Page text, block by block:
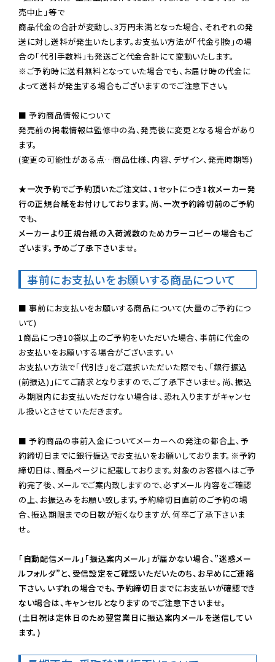
売中止」等で
商品代金の合計が変動し、3万円未満となった場合、それぞれの発
送に対し送料が発生いたします。お支払い方法が「代金引換」の場
※ご予約時に送料無料となっていた場合でも、お届け時の代金に
よって送料が発生する場合もございますのでご注意下さい。
■ 予約商品情報について
発売前の掲載情報は監修中の為、発売後に変更となる場合があり
ます。
(変更の可能性がある点…商品仕様、内容、デザイン、発売時期等)
★一次予約でご予約頂いたご注文は、1セットにつき1枚メーカー発
行の正規台紙をお付けしております。尚、一次予約締切前のご予約
でも、
メーカーより正規台紙の入荷減数のためカラーコピーの場合もご
ざいます。予めご了承下さいませ。
事前にお支払いをお願いする商品について
■ 事前にお支払いをお願いする商品について(大量のご予約につ
いて)
1商品につき10袋以上のご予約をいただいた場合、事前に代金の
お支払いをお願いする場合がございます。い
お支払い方法で「代引き」をご選択いただいた際でも、「銀行振込
(前振込)」にてご請求となりますので、ご了承下さいませ。尚、振込
み期限内にお支払いただけない場合は、恐れ入りますがキャンセ
ル扱いとさせていただきます。
■ 予約商品の事前入金についてメーカーへの発注の都合上、予
約締切日までに銀行振込でお支払いをお願いしております。※予約
締切日は、商品ページに記載しております。対象のお客様へはご予
約完了後、メールでご案内致しますので、必ずメール内容をご確認
の上、お振込みをお願い致します。予約締切日直前のご予約の場
合、振込期限までの日数が短くなりますが、何卒ご了承下さいま
せ。
「自動配信メール」「振込案内メール」が届かない場合、”迷惑メー
ルフォルダ”と、受信設定をご確認いただいたのち、お早めにご連絡
下さい。いずれの場合でも、予約締切日までにお支払いが確認でき
ない場合は、キャンセルとなりますのでご注意下さいませ。
(土日祝は定休日のため翌営業日に振込案内メールを送信してい
ます。)